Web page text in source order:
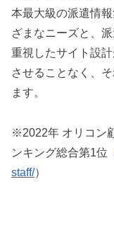
本最大級の派遣情
ざまなニーズと、
重視したサイト設
させることなく、
ます。
※2022年 オリコン
ンキング総合第1位
staff/）